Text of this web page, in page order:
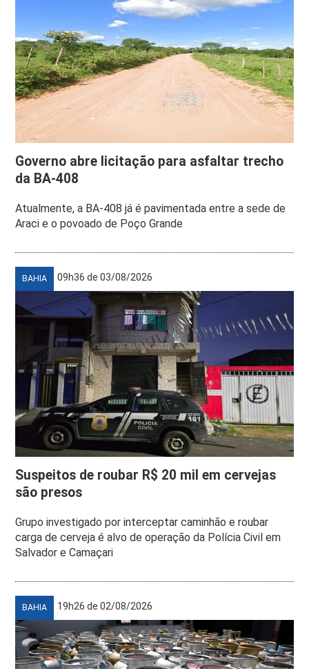
Governo abre licitação para asfaltar trecho
da BA-408
Atualmente, a BA-408 já é pavimentada entre a sede de
Araci e o povoado de Poço Grande
BAHIA 09h36 de 03/08/2026
Suspeitos de roubar R$ 20 mil em cervejas
são presos
Grupo investigado por interceptar caminhão e roubar
carga de cerveja é alvo de operação da Polícia Civil em
Salvador e Camaçari
BAHIA 19h26 de 02/08/2026